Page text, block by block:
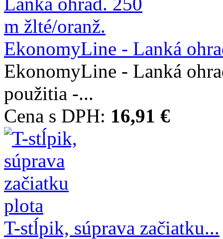
EkonomyLine - Lanká
EkonomyLine - Lanká
použitia -...
Cena s DPH: 16,91 €
T-stĺpik, súprava začiatku...